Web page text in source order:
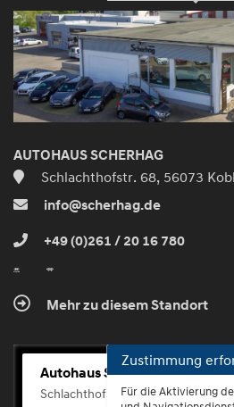
und
aktivieren
AUTOHAUS SCHERHAG
Schlachthofstr. 68, 56073
info@scherhag.de
+49 (0)261 / 20 16 780
Mehr zu diesem Standort
Autohaus Scherhag
Schlachthofstr. 68, 56073
Zustimmung
Für die Aktivierung